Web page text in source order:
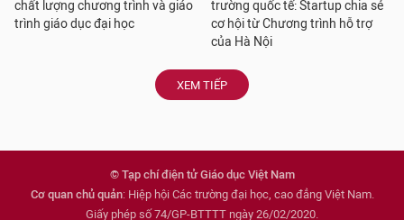
chất lượng chương trình và giáo
trình giáo dục đại học
trường quốc tế: Startup chia sẻ
cơ hội từ Chương trình hỗ trợ
của Hà Nội
XEM TIẾP
© Tạp chí điện tử Giáo dục Việt Nam
Cơ quan chủ quản: Hiệp hội Các trường đại học, cao đẳng Việt Nam.
Giấy phép số 74/GP-BTTTT ngày 26/02/2020.